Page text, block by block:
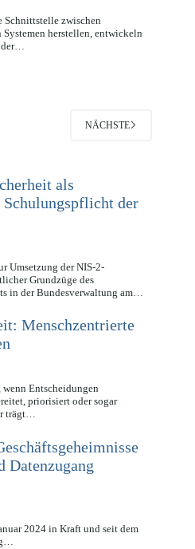
Schnittstelle zwischen
herstellen, entwickeln
NÄCHSTE
als
Schulungspflicht der
Umsetzung der NIS-2-
Grundzüge des
in der Bundesverwaltung am…
Menschzentrierte
wenn Entscheidungen
priorisiert oder sogar
trägt…
Datenzugang
2024 in Kraft und seit dem